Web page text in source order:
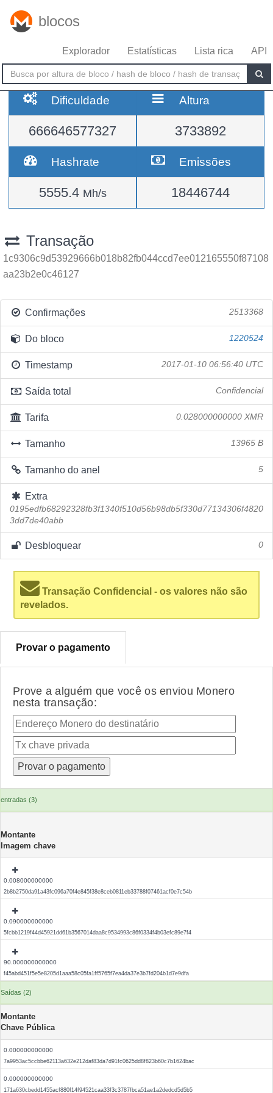
blocos
Explorador Estatísticas Lista rica API
Dificuldade
666646577327
Altura
3733892
Hashrate
5555.4 Mh/s
Emissões
18446744
Transação
1c9306c9d53929666b018b82fb044ccd7ee012165550f87108
aa23b2e0c46127
Confirmações 2513368
Do bloco 1220524
Timestamp 2017-01-10 06:56:40 UTC
Saída total Confidencial
Tarifa 0.028000000000 XMR
Tamanho 13965 B
Tamanho do anel 5
Extra
0195edfb68292328fb3f1340f510d56b98db5f330d77134306f4820
3dd7de40abb
Desbloquear 0
Transação Confidencial - os valores não são
revelados.
Provar o pagamento
Prove a alguém que você os enviou Monero
nesta transação:
entradas (3)
Montante
Imagem chave
0.008000000000
2b8b2750da91a43fc096a70f4e845f38e8ceb0811eb33788f07461acf0e7c54b
0.090000000000
5fcbb1219f44d45921dd61b3567014daa8c9534993c86f0334f4b03efc89e7f4
90.000000000000
f45abd451f5e5e8205d1aaa58c05fa1ff5765f7ea4da37e3b7fd204b1d7e9dfa
Saídas (2)
Montante
Chave Pública
0.000000000000
7a9953ac5ccbbe62113a632e212daf83da7d91fc0625dd8f823b60c7b1624bac
0.000000000000
171a630cbedd1455acf880f14f94521caa33f3c3787fbca51ae1a2dedcd5d5b5